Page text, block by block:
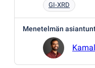
GI-XRD
Menetelmän